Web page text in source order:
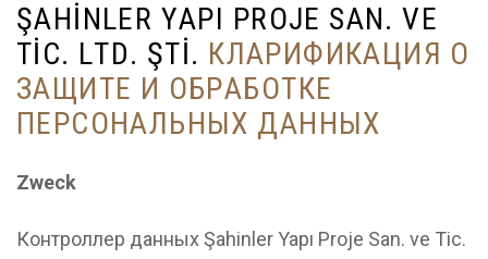
ŞAHİNLER YAPI PROJE SAN. VE
TİC. LTD. ŞTİ. КЛАРИФИКАЦИЯ О
ЗАЩИТЕ И ОБРАБОТКЕ
ПЕРСОНАЛЬНЫХ ДАННЫХ
Zweck
Контроллер данных Şahinler Yapı Proje San. ve Tic.